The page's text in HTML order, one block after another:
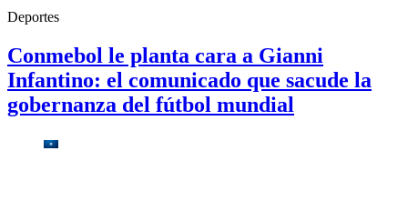
Deportes
Conmebol le planta cara a Gianni
Infantino: el comunicado que sacude la
gobernanza del fútbol mundial